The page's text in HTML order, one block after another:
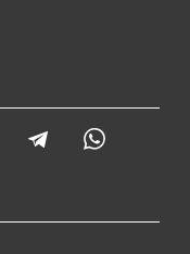
LinkedIn Telegram